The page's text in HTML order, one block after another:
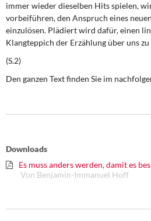
Kontakt
immer wieder dieselben Hits spielen,
vorbeiführen, den Anspruch eines
einzulösen. Plädiert wird dafür, einen
Klangteppich der Erzählung über uns zu
(S.2)
Den ganzen Text finden Sie im
Downloads
Es muss anders werden, damit es
Von Benjamin-Immanuel Hoff